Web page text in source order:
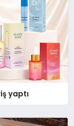
yaptı